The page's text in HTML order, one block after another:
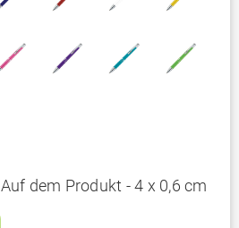
Auf dem Produkt - 4 x 0,6 cm